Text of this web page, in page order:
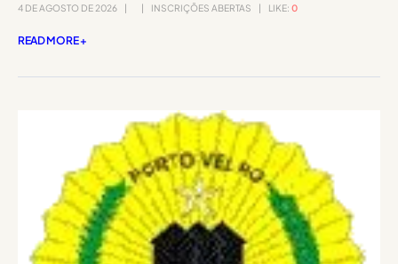
4 DE AGOSTO DE 2026 INSCRIÇÕES ABERTAS LIKE: 0
READ MORE +